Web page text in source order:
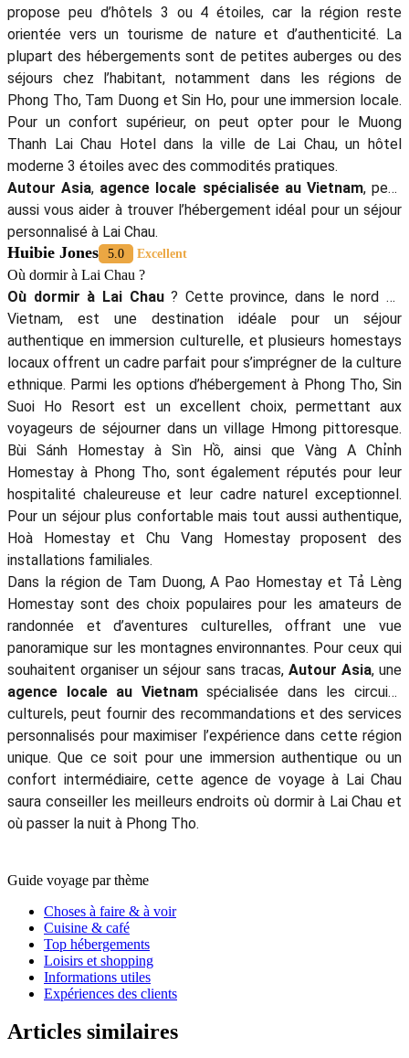
propose peu d’hôtels 3 ou 4 étoiles, car la région reste
orientée vers un tourisme de nature et d’authenticité. La
plupart des hébergements sont de petites auberges ou des
séjours chez l’habitant, notamment dans les régions de
Phong Tho, Tam Duong et Sin Ho, pour une immersion locale.
Pour un confort supérieur, on peut opter pour le Muong
Thanh Lai Chau Hotel dans la ville de Lai Chau, un hôtel
moderne 3 étoiles avec des commodités pratiques.
Autour Asia, agence locale spécialisée au Vietnam, peut
aussi vous aider à trouver l’hébergement idéal pour un séjour
personnalisé à Lai Chau.
Huibie Jones 5.0 Excellent
Où dormir à Lai Chau ?
Où dormir à Lai Chau? Cette province, dans le nord du
Vietnam, est une destination idéale pour un séjour
authentique en immersion culturelle, et plusieurs homestays
locaux offrent un cadre parfait pour s’imprégner de la culture
ethnique. Parmi les options d’hébergement à Phong Tho, Sin
Suoi Ho Resort est un excellent choix, permettant aux
voyageurs de séjourner dans un village Hmong pittoresque.
Bùi Sánh Homestay à Sìn Hồ, ainsi que Vàng A Chỉnh
Homestay à Phong Tho, sont également réputés pour leur
hospitalité chaleureuse et leur cadre naturel exceptionnel.
Pour un séjour plus confortable mais tout aussi authentique,
Hoà Homestay et Chu Vang Homestay proposent des
installations familiales.
Dans la région de Tam Duong, A Pao Homestay et Tả Lèng
Homestay sont des choix populaires pour les amateurs de
randonnée et d’aventures culturelles, offrant une vue
panoramique sur les montagnes environnantes. Pour ceux qui
souhaitent organiser un séjour sans tracas, Autour Asia, une
agence locale au Vietnamspécialisée dans les circuits
culturels, peut fournir des recommandations et des services
personnalisés pour maximiser l’expérience dans cette région
unique. Que ce soit pour une immersion authentique ou un
confort intermédiaire, cette agence de voyage à Lai Chau
saura conseiller les meilleurs endroits où dormir à Lai Chau et
où passer la nuit à Phong Tho.
Guide voyage par thème
Choses à faire & à voir
Cuisine & café
Top hébergements
Loisirs et shopping
Informations utiles
Expériences des clients
Articles similaires